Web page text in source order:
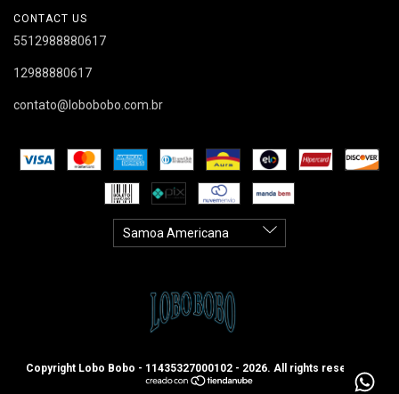
CONTACT US
5512988880617
12988880617
contato@lobobobo.com.br
Copyright Lobo Bobo - 11435327000102 - 2026. All rights reserved.